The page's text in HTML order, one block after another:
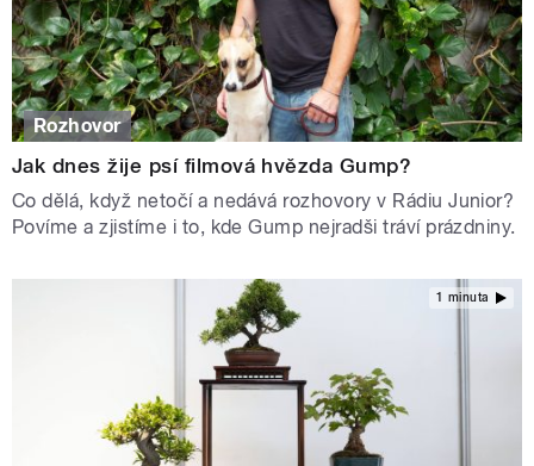
Rozhovor
Jak dnes žije psí filmová hvězda Gump?
Co dělá, když netočí a nedává rozhovory v Rádiu Junior?
Povíme a zjistíme i to, kde Gump nejradši tráví prázdniny.
1 minuta